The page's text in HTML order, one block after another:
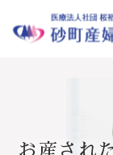
お産され